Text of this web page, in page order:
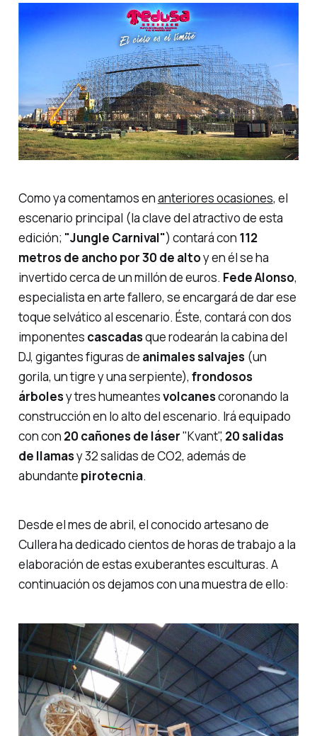
Como ya comentamos enanteriores ocasiones, el
escenario principal (la clave del atractivo de esta
edición; "Jungle Carnival") contará con 112
metros de ancho por 30 de altoy en él se ha
invertido cerca de un millón de euros. Fede Alonso,
especialista en arte fallero, se encargará de dar ese
toque selvático al escenario. Éste, contará con dos
imponentes cascadasque rodearán la cabina del
DJ, gigantes figuras de animales salvajes(un
gorila, un tigre y una serpiente), frondosos
árbolesy tres humeantesvolcanescoronando la
construcción en lo alto del escenario. Irá equipado
con con 20 cañones de láser"Kvant", 20 salidas
de llamasy 32 salidas de CO2, además de
abundante pirotecnia.
Desde el mes de abril, el conocido artesano de
Cullera ha dedicado cientos de horas de trabajo a la
elaboración de estas exuberantes esculturas. A
continuación os dejamos con una muestra de ello: